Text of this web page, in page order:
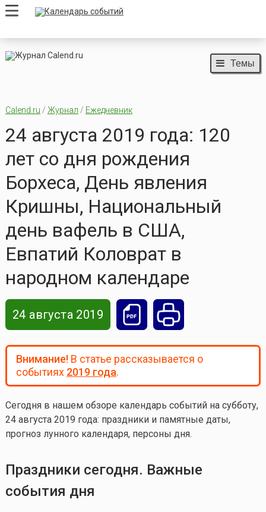
Темы
Calend.ru / Журнал / Ежедневник
24 августа 2019 года: 120
лет со дня рождения
Борхеса, День явления
Кришны, Национальный
день вафель в США,
Евпатий Коловрат в
народном календаре
24 августа 2019
Внимание!В статье рассказывается о
событиях 2019 года.
Сегодня в нашем обзоре календарь событий на субботу,
24 августа 2019 года: праздники и памятные даты,
прогноз лунного календаря, персоны дня.
Праздники сегодня. Важные
события дня